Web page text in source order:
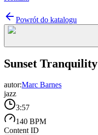
Powrót do katalogu
Sunset Tranquility
autor:Marc Barnes
jazz
3:57
140 BPM
Content ID